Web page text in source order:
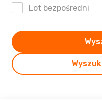
Lot bezpośredni